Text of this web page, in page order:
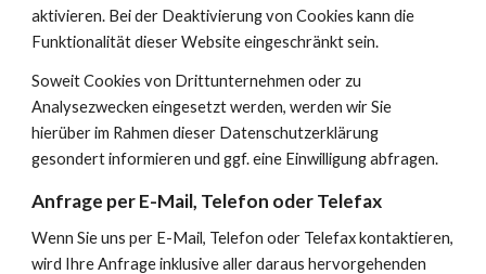
aktivieren. Bei der Deaktivierung von Cookies kann die
Funktionalität dieser Website eingeschränkt sein.
Soweit Cookies von Drittunternehmen oder zu
Analysezwecken eingesetzt werden, werden wir Sie
hierüber im Rahmen dieser Datenschutzerklärung
gesondert informieren und ggf. eine Einwilligung abfragen.
Anfrage per E-Mail, Telefon oder Telefax
Wenn Sie uns per E-Mail, Telefon oder Telefax kontaktieren,
wird Ihre Anfrage inklusive aller daraus hervorgehenden